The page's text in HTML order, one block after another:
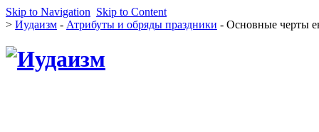
Skip to Navigation Skip to Content
> Иудаизм - Атрибуты и обряды праздники - Основные черты